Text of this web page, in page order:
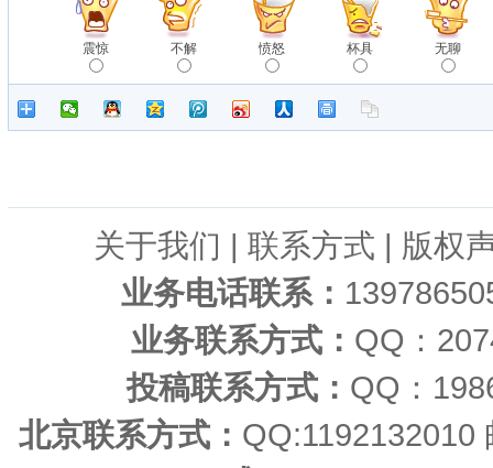
震惊 不解 愤怒 杯具 无聊
关于我们 | 联系方式 | 版权
业务电话联系：
业务联系方式： QQ：
投稿联系方式： QQ：
北京联系方式：